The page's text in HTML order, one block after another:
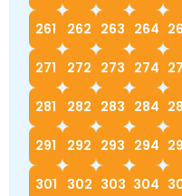
261 262 263 264
271 272 273 274
281 282 283 284
291 292 293 294
301 302 303 304